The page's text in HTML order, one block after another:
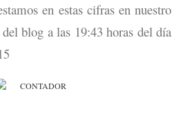
en estas cifras en nuestro
blog a las 19:43 horas del día